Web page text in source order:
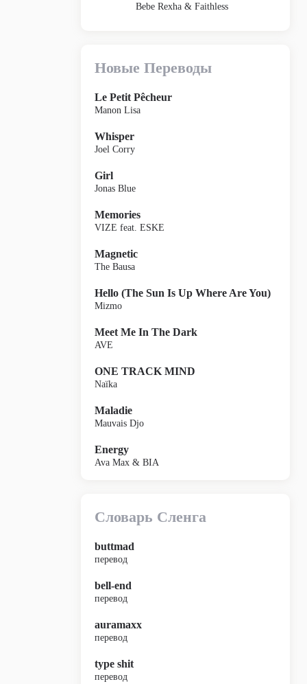
Bebe Rexha & Faithless
Новые Переводы
Le Petit Pêcheur
Manon Lisa
Whisper
Joel Corry
Girl
Jonas Blue
Memories
VIZE feat. ESKE
Magnetic
The Bausa
Hello (The Sun Is Up Where Are You)
Mizmo
Meet Me In The Dark
AVE
ONE TRACK MIND
Naïka
Maladie
Mauvais Djo
Energy
Ava Max & BIA
Словарь Сленга
buttmad
перевод
bell-end
перевод
auramaxx
перевод
type shit
перевод